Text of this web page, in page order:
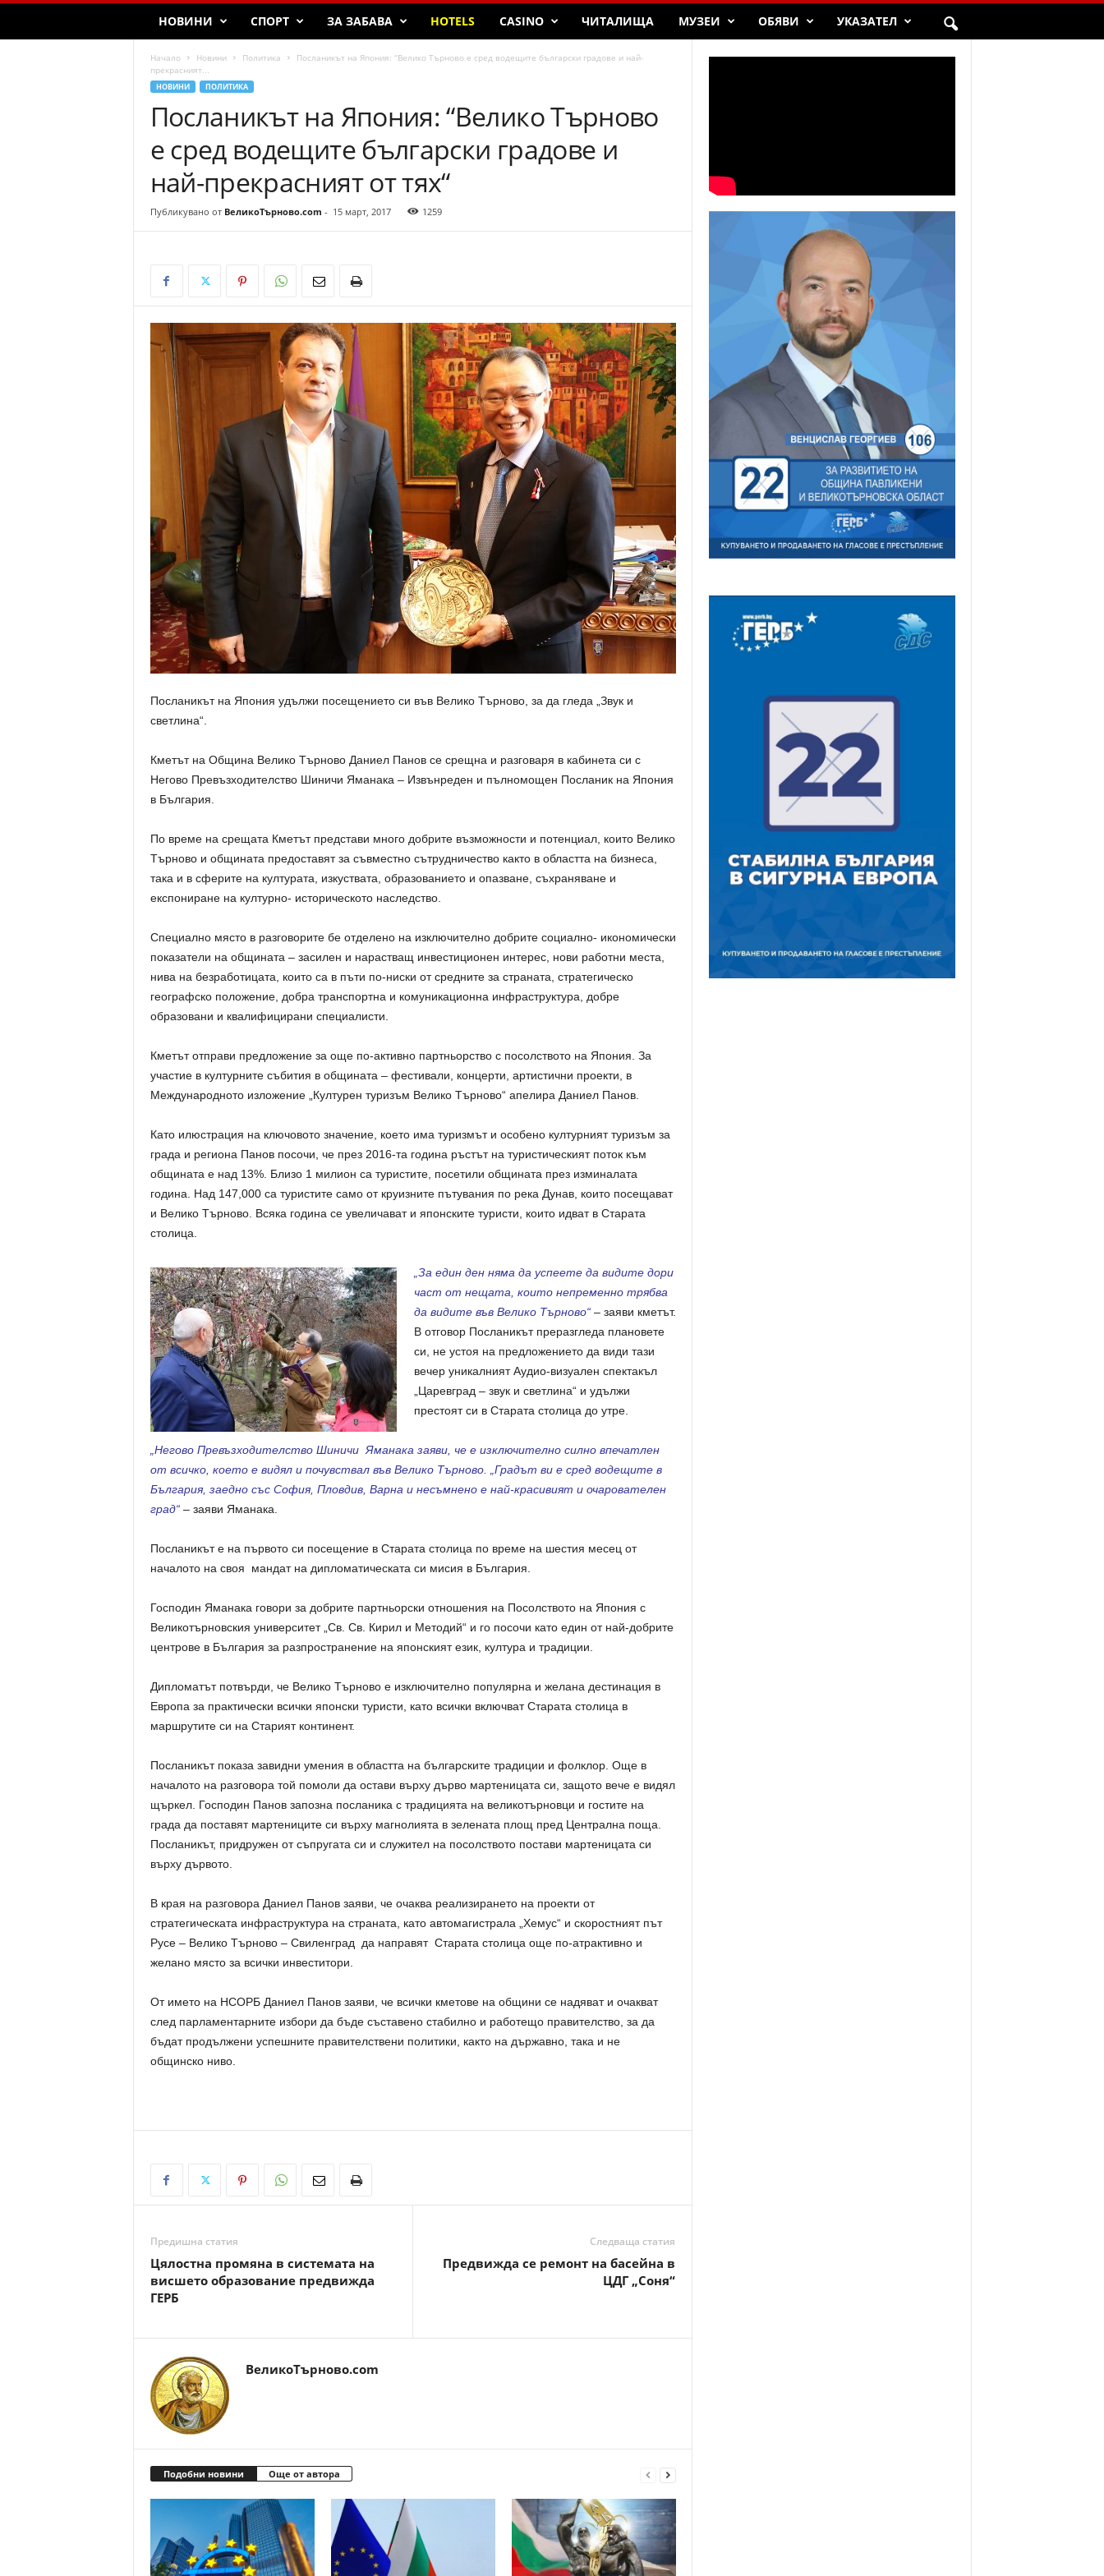
НОВИНИ СПОРТ ЗА ЗАБАВА HOTELS CASINO ЧИТАЛИЩА МУЗЕИ ОБЯВИ УКАЗАТЕЛ
Начало Новини Политика
Посланикът на Япония: “Велико Търново е сред водещите български градове и най-
прекрасният...
НОВИНИ ПОЛИТИКА
Посланикът на Япония: “Велико Търново
е сред водещите български градове и
най-прекрасният от тях“
Публикувано от ВеликоТърново.com - 15 март, 2017 1259
Посланикът на Япония удължи посещението си във Велико Търново, за да гледа „Звук и
светлина“.
Кметът на Община Велико Търново Даниел Панов се срещна и разговаря в кабинета си с
Негово Превъзходителство Шиничи Яманака – Извънреден и пълномощен Посланик на Япония
в България.
По време на срещата Кметът представи много добрите възможности и потенциал, които Велико
Търново и общината предоставят за съвместно сътрудничество както в областта на бизнеса,
така и в сферите на културата, изкуствата, образованието и опазване, съхраняване и
експониране на културно- историческото наследство.
Специално място в разговорите бе отделено на изключително добрите социално- икономически
показатели на общината – засилен и нарастващ инвестиционен интерес, нови работни места,
нива на безработицата, които са в пъти по-ниски от средните за страната, стратегическо
географско положение, добра транспортна и комуникационна инфраструктура, добре
образовани и квалифицирани специалисти.
Кметът отправи предложение за още по-активно партньорство с посолството на Япония. За
участие в културните събития в общината – фестивали, концерти, артистични проекти, в
Международното изложение „Културен туризъм Велико Търново“ апелира Даниел Панов.
Като илюстрация на ключовото значение, което има туризмът и особено културният туризъм за
града и региона Панов посочи, че през 2016-та година ръстът на туристическият поток към
общината е над 13%. Близо 1 милион са туристите, посетили общината през изминалата
година. Над 147,000 са туристите само от круизните пътувания по река Дунав, които посещават
и Велико Търново. Всяка година се увеличават и японските туристи, които идват в Старата
столица.
„За един ден няма да успеете да видите дори
част от нещата, които непременно трябва
да видите във Велико Търново“– заяви кметът.
В отговор Посланикът преразгледа плановете
си, не устоя на предложението да види тази
вечер уникалният Аудио-визуален спектакъл
„Царевград – звук и светлина“ и удължи
престоят си в Старата столица до утре.
„Негово Превъзходителство Шиничи Яманака заяви, че е изключително силно впечатлен
от всичко, което е видял и почувствал във Велико Търново. „Градът ви е сред водещите в
България, заедно със София, Пловдив, Варна и несъмнено е най-красивият и очарователен
град“– заяви Яманака.
Посланикът е на първото си посещение в Старата столица по време на шестия месец от
началото на своя мандат на дипломатическата си мисия в България.
Господин Яманака говори за добрите партньорски отношения на Посолството на Япония с
Великотърновския университет „Св. Св. Кирил и Методий“ и го посочи като един от най-добрите
центрове в България за разпространение на японският език, култура и традиции.
Дипломатът потвърди, че Велико Търново е изключително популярна и желана дестинация в
Европа за практически всички японски туристи, като всички включват Старата столица в
маршрутите си на Старият континент.
Посланикът показа завидни умения в областта на българските традиции и фолклор. Още в
началото на разговора той помоли да остави върху дърво мартеницата си, защото вече е видял
щъркел. Господин Панов запозна посланика с традицията на великотърновци и гостите на
града да поставят мартениците си върху магнолията в зелената площ пред Централна поща.
Посланикът, придружен от съпругата си и служител на посолството постави мартеницата си
върху дървото.
В края на разговора Даниел Панов заяви, че очаква реализирането на проекти от
стратегическата инфраструктура на страната, като автомагистрала „Хемус“ и скоростният път
Русе – Велико Търново – Свиленград да направят Старата столица още по-атрактивно и
желано място за всички инвеститори.
От името на НСОРБ Даниел Панов заяви, че всички кметове на общини се надяват и очакват
след парламентарните избори да бъде съставено стабилно и работещо правителство, за да
бъдат продължени успешните правителствени политики, както на държавно, така и не
общинско ниво.
Предишна статия
Цялостна промяна в системата на
висшето образование предвижда
ГЕРБ
Следваща статия
Предвижда се ремонт на басейна в
ЦДГ „Соня“
ВеликоТърново.com
Подобни новини Още от автора